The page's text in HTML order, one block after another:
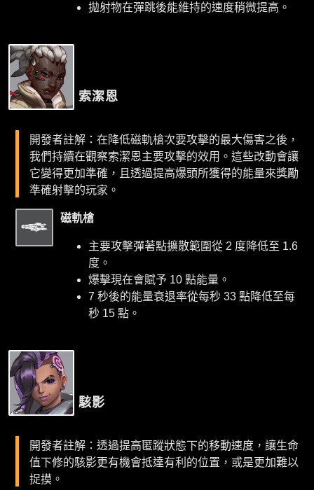
拋射物在彈跳後能維持的速度稍微提高。
索潔恩
開發者註解：在降低磁軌槍次要攻擊的最大傷害之後，
我們持續在觀察索潔恩主要攻擊的效用。這些改動會讓
它變得更加準確，且透過提高爆頭所獲得的能量來獎勵
準確射擊的玩家。
磁軌槍
主要攻擊彈著點擴散範圍從 2 度降低至 1.6
度。
爆擊現在會賦予 10 點能量。
7 秒後的能量衰退率從每秒 33 點降低至每
秒 15 點。
駭影
開發者註解：透過提高匿蹤狀態下的移動速度，讓生命
值下修的駭影更有機會抵達有利的位置，或是更加難以
捉摸。